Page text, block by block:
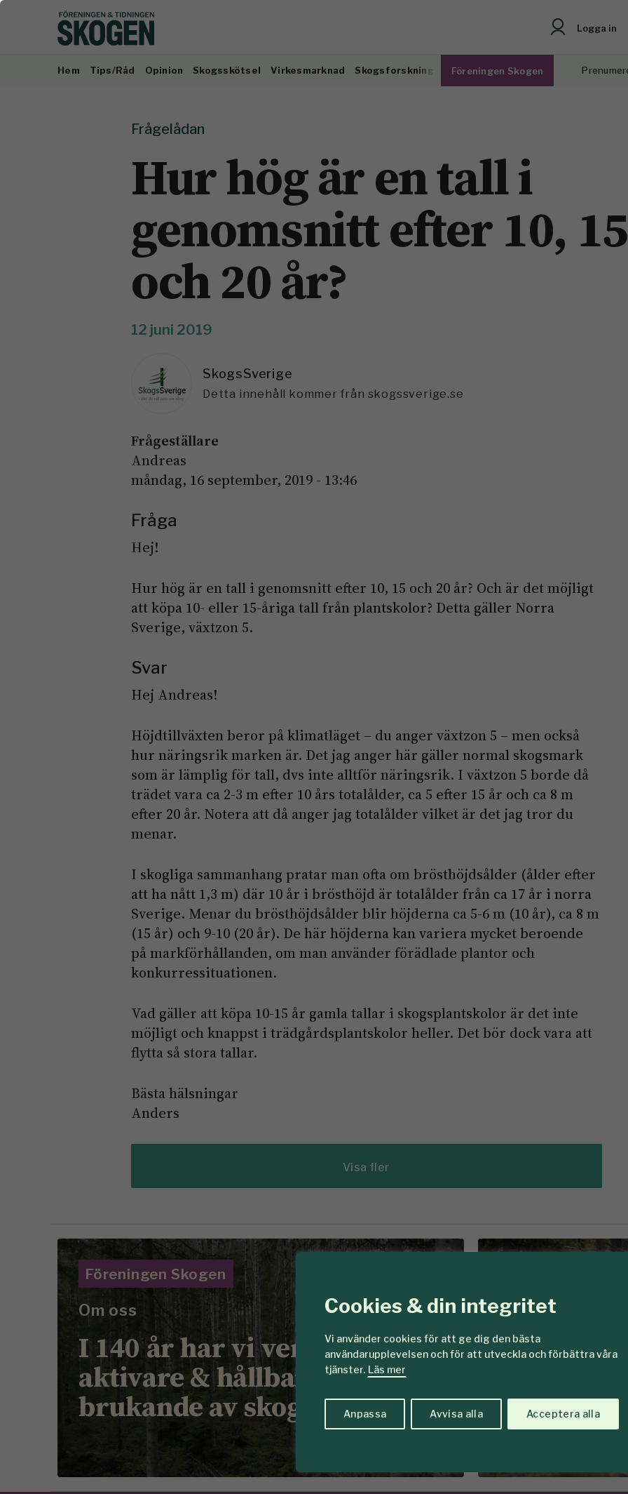
Cookies & din integritet
Vi använder cookies för att ge dig den bästa
användarupplevelsen och för att utveckla och förbättra våra
tjänster. Läs mer
Anpassa Avvisa alla Acceptera alla
Logga in
Hem Tips/Råd Opinion Skogsskötsel Virkesmarknad Skogsforskning Föreningen Skogen
Frågelådan
Hur hög är en tall i
genomsnitt efter 10, 15
och 20 år?
12 juni 2019
SkogsSverige
Detta innehåll kommer från skogssverige.se
Frågeställare
Andreas
måndag, 16 september, 2019 - 13:46
Fråga
Hej!
Hur hög är en tall i genomsnitt efter 10, 15 och 20 år? Och är det möjligt
att köpa 10- eller 15-åriga tall från plantskolor? Detta gäller Norra
Sverige, växtzon 5.
Svar
Hej Andreas!
Höjdtillväxten beror på klimatläget – du anger växtzon 5 – men också
hur näringsrik marken är. Det jag anger här gäller normal skogsmark
som är lämplig för tall, dvs inte alltför näringsrik. I växtzon 5 borde då
trädet vara ca 2-3 m efter 10 års totalålder, ca 5 efter 15 år och ca 8 m
efter 20 år. Notera att då anger jag totalålder vilket är det jag tror du
menar.
I skogliga sammanhang pratar man ofta om brösthöjdsålder (ålder efter
att ha nått 1,3 m) där 10 år i brösthöjd är totalålder från ca 17 år i norra
Sverige. Menar du brösthöjdsålder blir höjderna ca 5-6 m (10 år), ca 8 m
(15 år) och 9-10 (20 år). De här höjderna kan variera mycket beroende
på markförhållanden, om man använder förädlade plantor och
konkurressituationen.
Vad gäller att köpa 10-15 år gamla tallar i skogsplantskolor är det inte
möjligt och knappst i trädgårdsplantskolor heller. Det bör dock vara att
flytta så stora tallar.
Bästa hälsningar
Anders
Visa fler
Föreningen Skogen
Om oss
I 140 år har vi verkat för
aktivare & hållbarare
brukande av skogen
Det här vill vi
skogar